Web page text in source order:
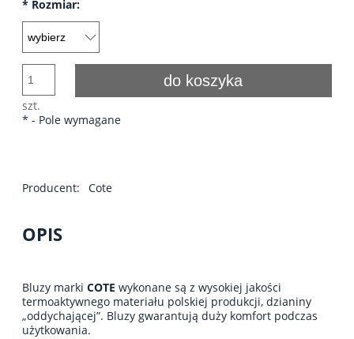
* Rozmiar:
szt.
do koszyka
* - Pole wymagane
Producent: Cote
OPIS
Bluzy marki COTE wykonane są z wysokiej jakości
termoaktywnego materiału polskiej produkcji, dzianiny
„oddychającej”. Bluzy gwarantują duży komfort podczas
użytkowania.